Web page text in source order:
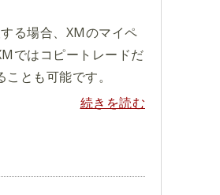
る場合、XMのマイペ
ではコピートレードだ
とも可能です。
続きを読む